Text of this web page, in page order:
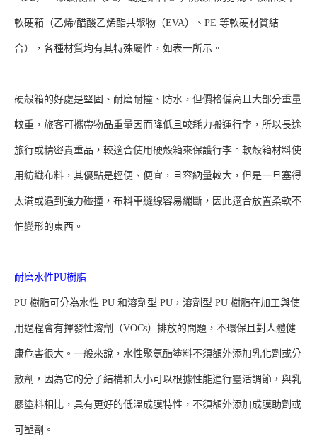
軟硬箱（乙烯/醋酸乙烯酯共聚物（EVA）、PE 等軟硬材質結
合），各種材質均有其特殊屬性，如表一所示。
硬殼箱的好處是堅固、耐磨耐撞、防水，但價格偏高且大部分重量
較重，旅客可攜帶物品重量因而降低且較耗力搬運行李，所以長途
旅行或精密貴重品，較適合使用硬殼箱來保護行李。軟殼箱材料使
用紡織布料，其優點是輕便、便宜，且容納量較大，但是一旦塞得
太滿或遇到強力碰撞，布料車縫線容易繃斷，因此適合放置柔軟不
怕變形的東西。
耐磨水性PU樹脂
PU 樹脂可分為水性 PU 和溶劑型 PU，溶劑型 PU 樹脂在加工與使
用過程會有揮發性溶劑（VOCs）排放的問題，不環保且對人體健
康危害很大。一般來說，水性聚氨酯塗料不須額外添加乳化劑或分
散劑，因為它的分子結構和大小可以根據性能進行靈活調節，與乳
膠塗料相比，具有更好的低溫成膜特性，不須額外添加成膜助劑或
可塑劑。